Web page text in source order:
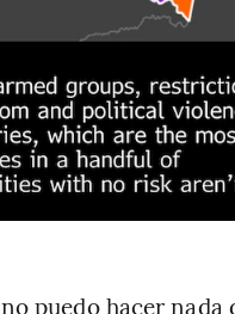
puedo hacer nada